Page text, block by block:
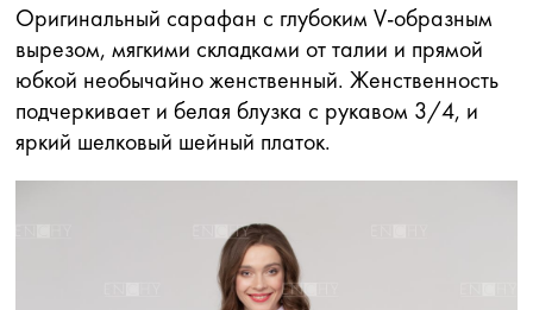
Оригинальный сарафан с глубоким V-образным
вырезом, мягкими складками от талии и прямой
юбкой необычайно женственный. Женственность
подчеркивает и белая блузка с рукавом 3/4, и
яркий шелковый шейный платок.